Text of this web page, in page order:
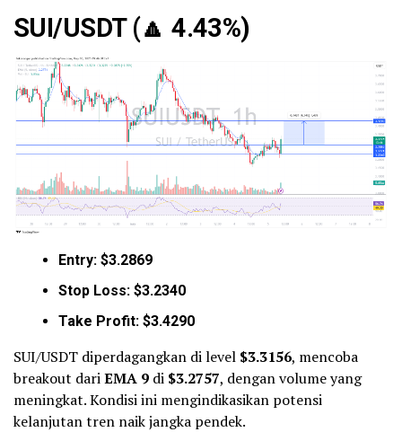
SUI/USDT (🔼 4.43%)
Entry: $3.2869
Stop Loss: $3.2340
Take Profit: $3.4290
SUI/USDT diperdagangkan di level $3.3156, mencoba
breakout dariEMA 9 di $3.2757, dengan volume yang
meningkat. Kondisi ini mengindikasikan potensi
kelanjutan tren naik jangka pendek.